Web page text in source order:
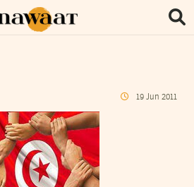
19 Jun 2011